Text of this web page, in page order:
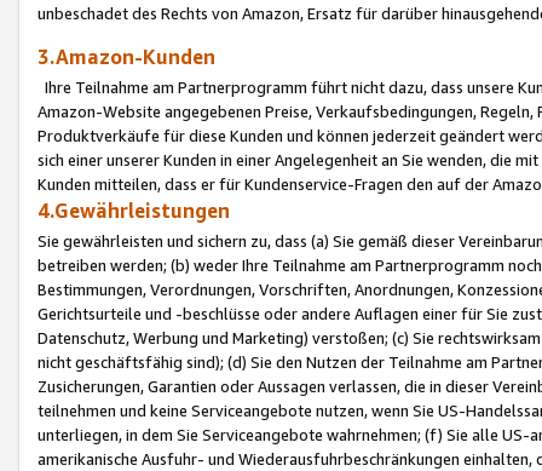
unbeschadet des Rechts von Amazon, Ersatz für darüber
3.Amazon-Kunden
Ihre Teilnahme am Partnerprogramm führt nicht dazu, dass unsere
Amazon-Website angegebenen Preise, Verkaufsbedingungen,
Produktverkäufe für diese Kunden und können jederzeit geändert
sich einer unserer Kunden in einer Angelegenheit an Sie wenden, die
Kunden mitteilen, dass er für Kundenservice-Fragen den auf der
4.Gewährleistungen
Sie gewährleisten und sichern zu, dass (a) Sie gemäß dieser
betreiben werden; (b) weder Ihre Teilnahme am Partnerprogramm
Bestimmungen, Verordnungen, Vorschriften, Anordnungen,
Gerichtsurteile und -beschlüsse oder andere Auflagen einer für Sie
Datenschutz, Werbung und Marketing) verstoßen; (c) Sie
nicht geschäftsfähig sind); (d) Sie den Nutzen der Teilnahme am
Zusicherungen, Garantien oder Aussagen verlassen, die in dieser
teilnehmen und keine Serviceangebote nutzen, wenn Sie US-
unterliegen, in dem Sie Serviceangebote wahrnehmen; (f) Sie alle
amerikanische Ausfuhr- und Wiederausfuhrbeschränkungen